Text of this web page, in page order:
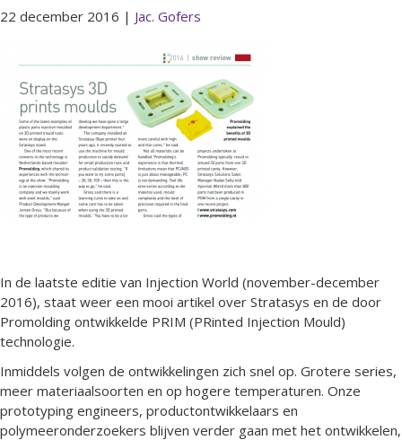
22 december 2016 | Jac. Gofers
In de laatste editie van Injection World (november-december
2016), staat weer een mooi artikel over Stratasys en de door
Promolding ontwikkelde PRIM (PRinted Injection Mould)
technologie.
Inmiddels volgen de ontwikkelingen zich snel op. Grotere series,
meer materiaalsoorten en op hogere temperaturen. Onze
prototyping engineers, productontwikkelaars en
polymeeronderzoekers blijven verder gaan met het ontwikkelen,